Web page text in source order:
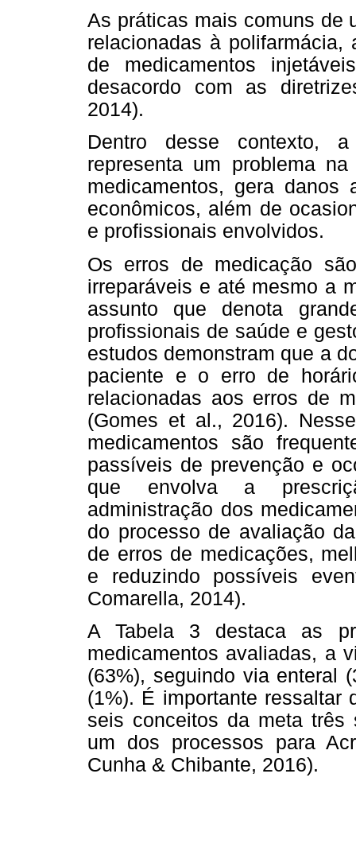
As práticas mais comuns de
relacionadas à
de medicamentos
desacordo com as
2014).
Dentro desse contexto,
representa um problema
medicamentos, gera
econômicos, além de
e profissionais envolvidos.
Os erros de medicação
irreparáveis e até mesmo a
assunto que denota
profissionais de saúde e
estudos demonstram que a
paciente e o erro de
relacionadas aos erros de
(Gomes et al., 2016).
medicamentos são
passíveis de prevenção e
que envolva a
administração dos
do processo de avaliação
de erros de medicações,
e reduzindo possíveis
Comarella, 2014).
A Tabela 3 destaca as
medicamentos avaliadas, a
(63%), seguindo via enteral
(1%). É importante
seis conceitos da meta três
um dos processos para
Cunha & Chibante, 2016).